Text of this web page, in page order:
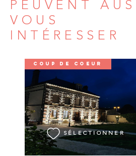
PEUVENT
VOUS
INTÉRESSER
COUP DE COEUR
SÉLECTIONNER
VOIR LE BIEN